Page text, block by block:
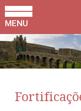
MENU